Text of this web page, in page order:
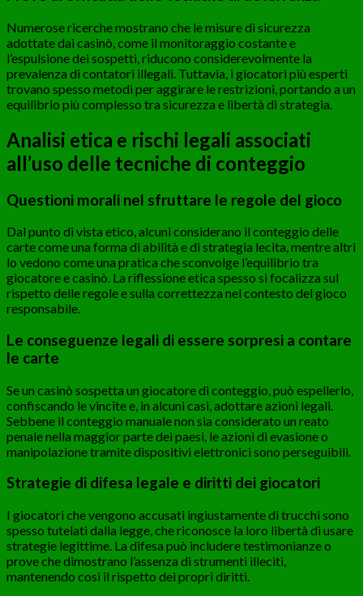
Numerose ricerche mostrano che le misure di sicurezza
adottate dai casinò, come il monitoraggio costante e
l’espulsione dei sospetti, riducono considerevolmente la
prevalenza di contatori illegali. Tuttavia, i giocatori più esperti
trovano spesso metodi per aggirare le restrizioni, portando a un
equilibrio più complesso tra sicurezza e libertà di strategia.
Analisi etica e rischi legali associati
all’uso delle tecniche di conteggio
Questioni morali nel sfruttare le regole del gioco
Dal punto di vista etico, alcuni considerano il conteggio delle
carte come una forma di abilità e di strategia lecita, mentre altri
lo vedono come una pratica che sconvolge l’equilibrio tra
giocatore e casinò. La riflessione etica spesso si focalizza sul
rispetto delle regole e sulla correttezza nel contesto del gioco
responsabile.
Le conseguenze legali di essere sorpresi a contare
le carte
Se un casinò sospetta un giocatore di conteggio, può espellerlo,
confiscando le vincite e, in alcuni casi, adottare azioni legali.
Sebbene il conteggio manuale non sia considerato un reato
penale nella maggior parte dei paesi, le azioni di evasione o
manipolazione tramite dispositivi elettronici sono perseguibili.
Strategie di difesa legale e diritti dei giocatori
I giocatori che vengono accusati ingiustamente di trucchi sono
spesso tutelati dalla legge, che riconosce la loro libertà di usare
strategie legittime. La difesa può includere testimonianze o
prove che dimostrano l’assenza di strumenti illeciti,
mantenendo così il rispetto dei propri diritti.